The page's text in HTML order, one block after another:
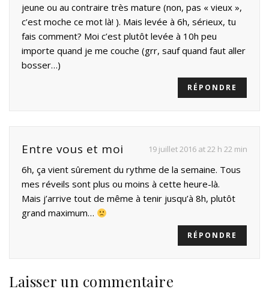
jeune ou au contraire très mature (non, pas « vieux »,
c’est moche ce mot là! ). Mais levée à 6h, sérieux, tu
fais comment? Moi c’est plutôt levée à 10h peu
importe quand je me couche (grr, sauf quand faut aller
bosser…)
RÉPONDRE
Entre vous et moi 19 juillet 2016 at 22 h 22 min
6h, ça vient sûrement du rythme de la semaine. Tous
mes réveils sont plus ou moins à cette heure-là.
Mais j’arrive tout de même à tenir jusqu’à 8h, plutôt
grand maximum…
RÉPONDRE
Laisser un commentaire